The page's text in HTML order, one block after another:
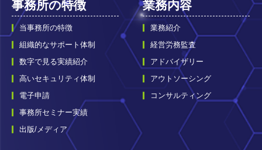
事務所の特徴
当事務所の特徴
組織的なサポート体制
数字で見る実績紹介
高いセキュリティ体制
電子申請
事務所セミナー実績
出版/メディア
業務内容
業務紹介
経営労務監査
アドバイザリー
アウトソーシング
コンサルティング